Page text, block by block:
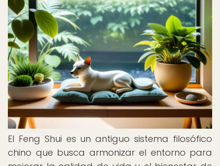
El Feng Shui es un antiguo sistema filosófico
chino que busca armonizar el entorno para